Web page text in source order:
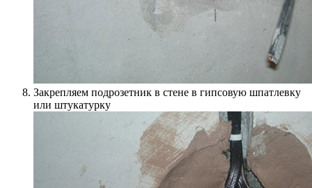
Закрепляем подрозетник в стене в гипсовую шпатлевку
или штукатурку